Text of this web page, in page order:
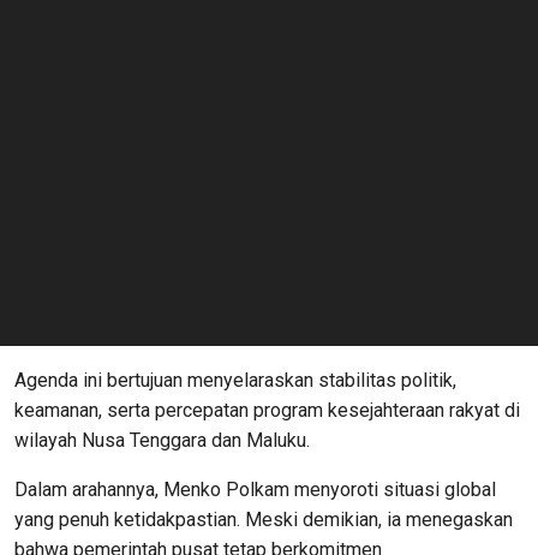
Agenda ini bertujuan menyelaraskan stabilitas politik,
keamanan, serta percepatan program kesejahteraan rakyat di
wilayah Nusa Tenggara dan Maluku.
​Dalam arahannya, Menko Polkam menyoroti situasi global
yang penuh ketidakpastian. Meski demikian, ia menegaskan
bahwa pemerintah pusat tetap berkomitmen